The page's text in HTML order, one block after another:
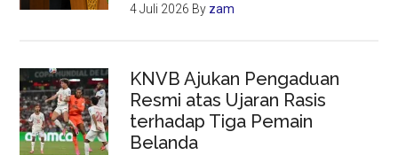
4 Juli 2026 By zam
KNVB Ajukan Pengaduan
Resmi atas Ujaran Rasis
terhadap Tiga Pemain
Belanda